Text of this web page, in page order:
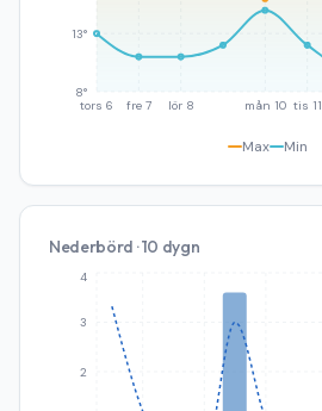
tors 6 fre 7 lör 8 mån 10 tis 11
8°
13°
Max Min
Nederbörd · 10 dygn
2
3
4